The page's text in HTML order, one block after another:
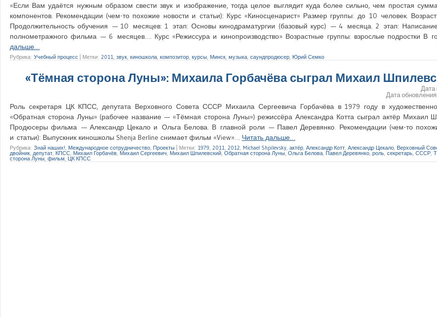
«Если Вам удаётся нужным образом свести звук и изображение, тогда целое выглядит куда более сильно, чем простая
компонентов. Рекомендации (чем-то похожие новости и статьи): Курс «Киносценарист» Размер группы: до 10 человек.
Продолжительность обучения — 10 месяцев: 1 этап: Основы кинодраматургии (базовый курс) — 4 месяца. 2 этап:
полнометражного фильма — 6 месяцев…. Курс «Режиссура и кинопроизводство» Возрастные группы: взрослые подростки В
дальше…
Рубрика: Учебный процесс Метки: 2011 звук киношкола композитор курсы Минск музыка саундпродюсер Юрий Семко
«Тёмная сторона Луны»: Михаила Горбачёва сыграл Михаил
Дата
Дата обновления:
Роль секретаря ЦК КПСС, депутата Верховного Совета СССР Михаила Сергеевича Горбачёва в 1979 году в
«Обратная сторона Луны» (рабочее название — «Тёмная сторона Луны») режиссёра Александра Котта сыграл актёр Михаил
Продюсеры фильма — Александр Цекало и Ольга Белова. В главной роли — Павел Деревянко. Рекомендации (чем-то
и статьи): Выпускник киношколы Shenja Berline снимает фильм «View»… Читать дальше…
Рубрика: Знай наших! Международное сотрудничество Проекты Метки: 1979 2011 2012 Michael Shpilevsky актёр Александр Котт Александр Цекало Верховный
двойник депутат КПСС Михаил Горбачёв ,Михаил Сергеевич Михаил Шпилевский Обратная сторона Луны,Ольга Белова Павел Деревянко ,роль секретарь СССР
сторона Луны фильм ЦК КПСС